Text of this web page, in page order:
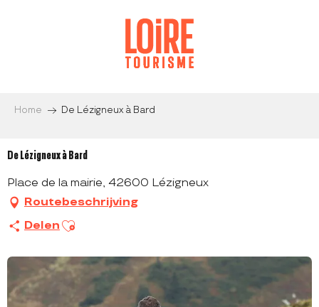
Home De Lézigneux à Bard
De Lézigneux à Bard
Place de la mairie, 42600 Lézigneux
Routebeschrijving
Delen Ajouter aux favoris